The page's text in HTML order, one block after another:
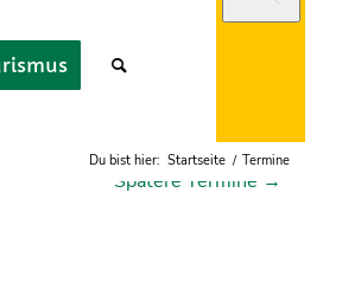
Du bist hier: Startseite / Termine
Spätere Termine →